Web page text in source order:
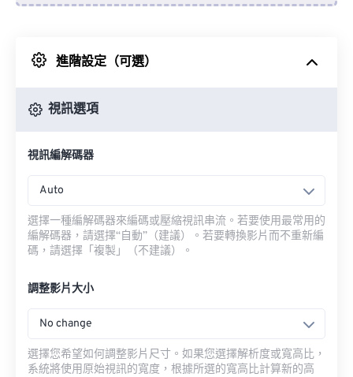
來自 Google 雲端硬碟
進階設定（可選）
視訊選項
視訊編解碼器
Auto
選擇一種編解碼器來編碼或壓縮視訊串流。若要使用最常用的
編解碼器，請選擇“自動”（建議）。若要轉換影片而不重新編
碼，請選擇「複製」（不建議）。
調整影片大小
No change
選擇您希望如何調整影片尺寸。如果您選擇解析度或寬高比，
系統將使用原始視訊的寬度，根據所選的寬高比計算新的高